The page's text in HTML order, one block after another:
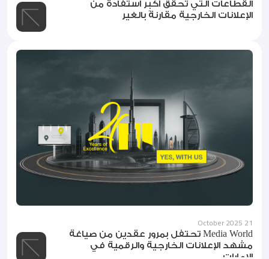
القطاعات التي تحقق أكبر استفادة من
الإعلانات الخارجية مقارنةً بالغير
21 October 2025
Media World تحتفل بمرور عقدين من صياغة
مشهد الإعلانات الخارجية والرقمية في
الإمارات